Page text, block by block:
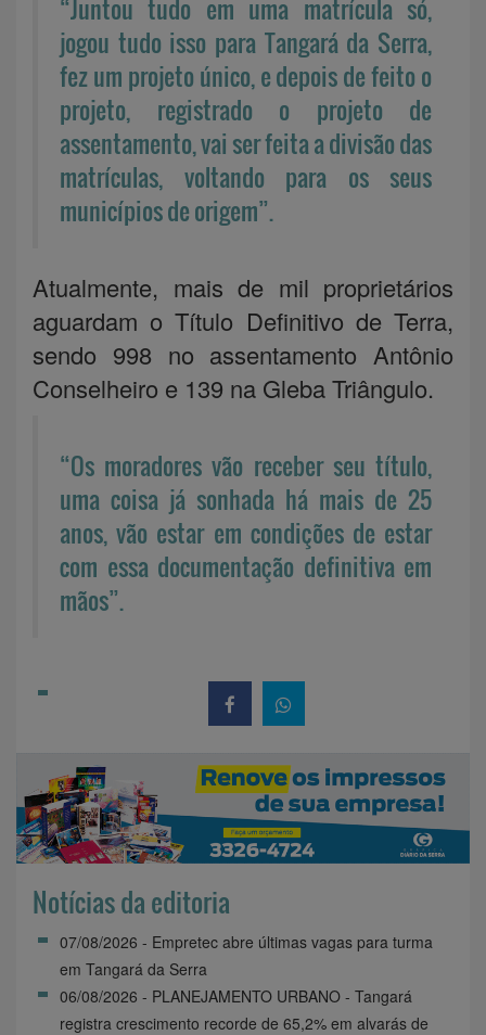
“Juntou tudo em uma matrícula só,
jogou tudo isso para Tangará da Serra,
fez um projeto único, e depois de feito o
projeto, registrado o projeto de
assentamento, vai ser feita a divisão das
matrículas, voltando para os seus
municípios de origem”.
Atualmente, mais de mil proprietários
aguardam o Título Definitivo de Terra,
sendo 998 no assentamento Antônio
Conselheiro e 139 na Gleba Triângulo.
“Os moradores vão receber seu título,
uma coisa já sonhada há mais de 25
anos, vão estar em condições de estar
com essa documentação definitiva em
mãos”.
Notícias da editoria
07/08/2026 - Empretec abre últimas vagas para turma
em Tangará da Serra
06/08/2026 - PLANEJAMENTO URBANO - Tangará
registra crescimento recorde de 65,2% em alvarás de